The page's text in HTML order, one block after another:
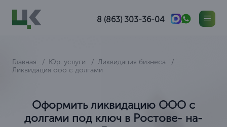
8 (863) 303-36-04
Главная Юр. услуги
Ликвидация бизнеса
Ликвидация ооо с долгами
Оформить ликвидацию ООО с
долгами под ключ в Ростове- на-